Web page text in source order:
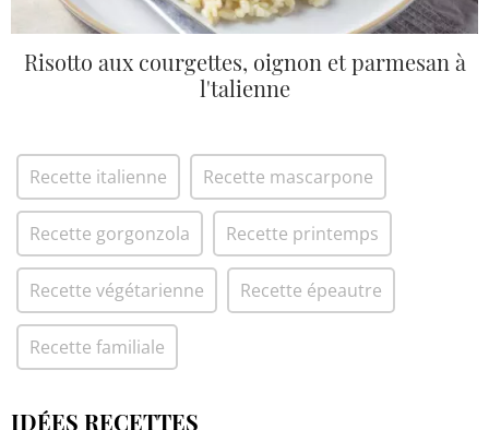
Risotto aux courgettes, oignon et parmesan à
l'talienne
Recette italienne Recette mascarpone
Recette gorgonzola Recette printemps
Recette végétarienne Recette épeautre
Recette familiale
IDÉES RECETTES